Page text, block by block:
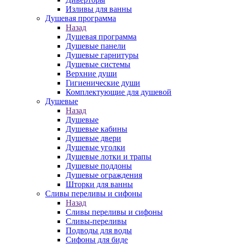
Изливы для ванны
Душевая программа
Назад
Душевая программа
Душевые панели
Душевые гарнитуры
Душевые системы
Верхние души
Гигиенические души
Комплектующие для душевой
Душевые
Назад
Душевые
Душевые кабины
Душевые двери
Душевые уголки
Душевые лотки и трапы
Душевые поддоны
Душевые ограждения
Шторки для ванны
Сливы переливы и сифоны
Назад
Сливы переливы и сифоны
Сливы-переливы
Подводы для воды
Сифоны для биде